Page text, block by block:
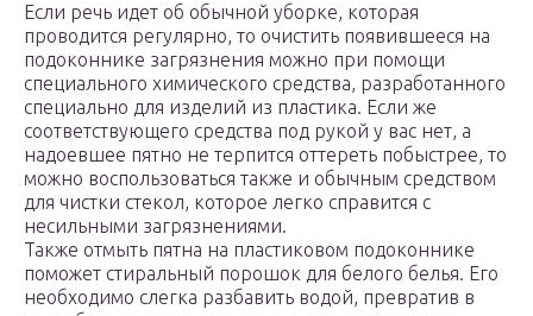
Если речь идет об обычной уборке, которая
проводится регулярно, то очистить появившееся на
подоконнике загрязнения можно при помощи
специального химического средства, разработанного
специально для изделий из пластика. Если же
соответствующего средства под рукой у вас нет, а
надоевшее пятно не терпится оттереть побыстрее, то
можно воспользоваться также и обычным средством
для чистки стекол, которое легко справится с
несильными загрязнениями.
Также отмыть пятна на пластиковом подоконнике
поможет стиральный порошок для белого белья. Его
необходимо слегка разбавить водой, превратив в